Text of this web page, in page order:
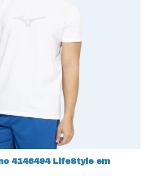
4146494 LifeStyle em